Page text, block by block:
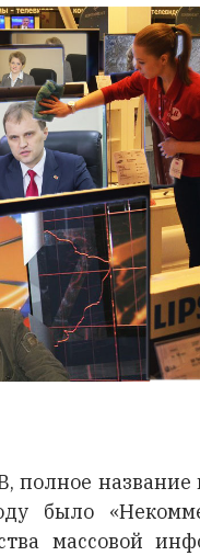
полное название
было
массовой